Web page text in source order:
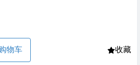
物车 收藏